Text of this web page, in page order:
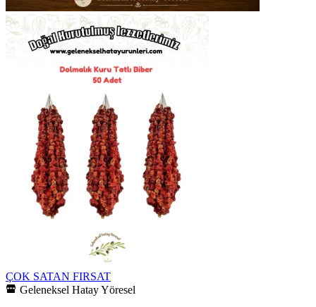
ÇOK SATAN FIRSAT
Geleneksel Hatay Yöresel